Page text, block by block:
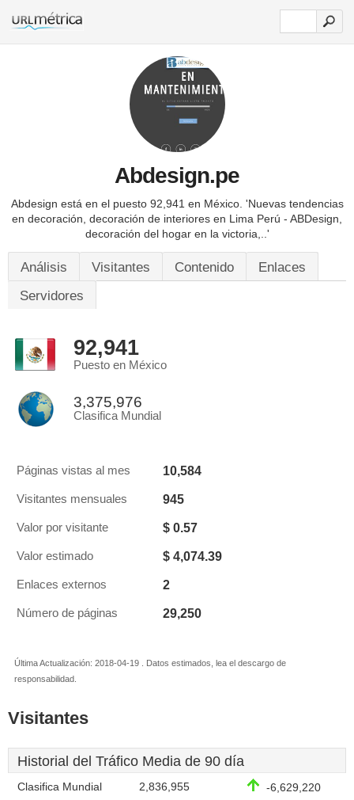
Abdesign.pe
Abdesign está en el puesto 92,941 en México. 'Nuevas tendencias
en decoración, decoración de interiores en Lima Perú - ABDesign,
decoración del hogar en la victoria,..'
Análisis Visitantes Contenido
Enlaces
Servidores
92,941
Puesto en México
3,375,976
Clasifica Mundial
Páginas vistas al mes 10,584
Visitantes mensuales 945
Valor por visitante $ 0.57
Valor estimado $ 4,074.39
Enlaces externos 2
Número de páginas 29,250
Última Actualización: 2018-04-19 . Datos estimados, lea el descargo de
responsabilidad.
Visitantes
Historial del Tráfico Media de 90 día
Clasifica Mundial 2,836,955 -6,629,220